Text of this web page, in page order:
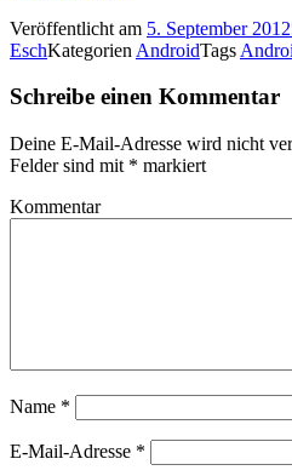
Veröffentlicht am 5. September 2012
EschKategorien AndroidTags
Schreibe einen Kommentar
Deine E-Mail-Adresse wird nicht
Felder sind mit * markiert
Kommentar
Name *
E-Mail-Adresse *